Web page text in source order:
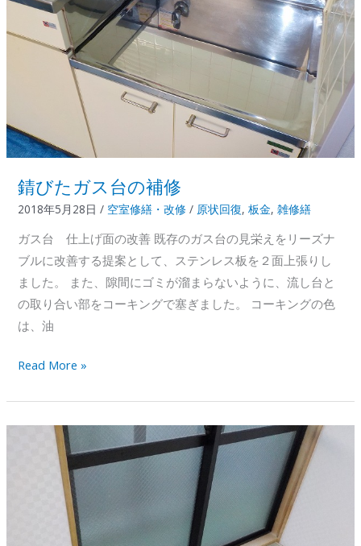
装
（傷
い
木
枠）
錆びたガス台の補修
2018年5月28日/ 空室修繕・改修 / 原状回復,板金,雑修繕
ガス台 仕上げ面の改善 既存のガス台の見栄えをリーズナ
ブルに改善する提案として、ステンレス板を２面上張りし
ました。 また、隙間にゴミが溜まらないように、流し台と
の取り合い部をコーキングで塞ぎました。 コーキングの色
は、油
錆
た
ガ
Read More »